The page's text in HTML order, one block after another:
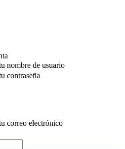
nombre de usuario
contraseña
correo electrónico